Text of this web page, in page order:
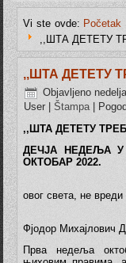
Vi ste ovde: Početak
,,ШТА ДЕТЕТУ
,,ШТА ДЕТЕТУ
Objavljeno
User |Štampa
|
,, ШТА ДЕТЕТУ
ДЕЧЈА НЕДЕЉА
ОКТОБАР 2022.
овог света, не вреди
Фјодор Михајлович
Прва недеља